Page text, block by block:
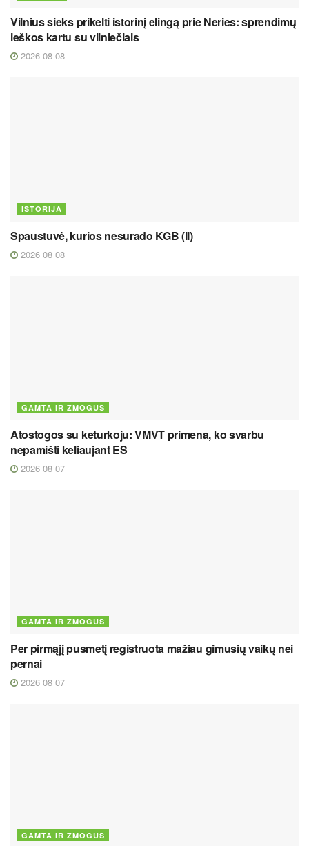
Vilnius sieks prikelti istorinį elingą prie Neries: sprendimų
ieškos kartu su vilniečiais
2026 08 08
ISTORIJA
Spaustuvė, kurios nesurado KGB (II)
2026 08 08
GAMTA IR ŽMOGUS
Atostogos su keturkoju: VMVT primena, ko svarbu
nepamišti keliaujant ES
2026 08 07
GAMTA IR ŽMOGUS
Per pirmąjį pusmetį registruota mažiau gimusių vaikų nei
pernai
2026 08 07
GAMTA IR ŽMOGUS